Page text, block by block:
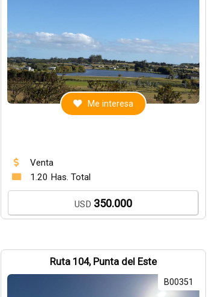
Me interesa
Venta
1.20 Has. Total
USD 350.000
Ruta 104, Punta del Este
B00351